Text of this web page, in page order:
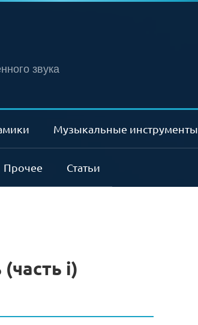
звука
Музыкальные инструменты
Прочее Статьи
i)